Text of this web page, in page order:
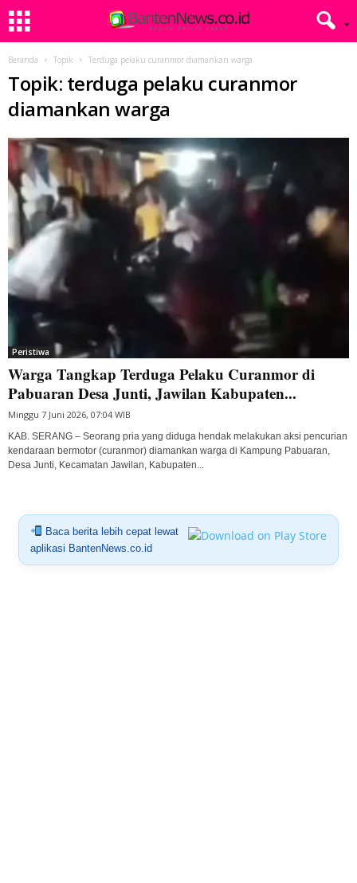
Beranda Topik Terduga pelaku curanmor diamankan warga
Topik: terduga pelaku curanmor
diamankan warga
Peristiwa
Warga Tangkap Terduga Pelaku Curanmor di
Pabuaran Desa Junti, Jawilan Kabupaten...
Minggu 7 Juni 2026, 07:04 WIB
KAB. SERANG – Seorang pria yang diduga hendak melakukan aksi pencurian
kendaraan bermotor (curanmor) diamankan warga di Kampung Pabuaran,
Desa Junti, Kecamatan Jawilan, Kabupaten...
Baca berita lebih cepat lewat
aplikasi BantenNews.co.id